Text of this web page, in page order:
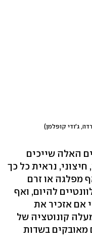
ג'ודי קופלמן)
האלה שייכים
נראית כל כך
מפלגה או זרם
להיום, ואף
אם אזכיר את
קונוטציה של
מאובקים בשדות